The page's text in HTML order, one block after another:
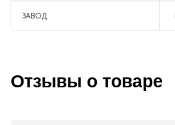
ЗАВОД
Отзывы о товаре